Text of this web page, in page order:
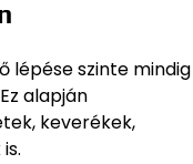
lépése szinte mindig
alapján
keverékek,